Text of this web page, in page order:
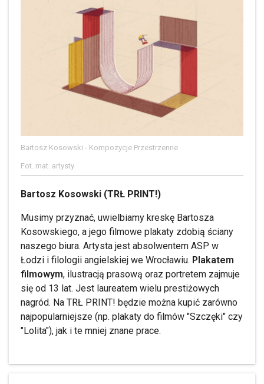
Bartosz Kosowski - Kompozycje Przestrzenne
Fot. mat. artysty
Bartosz Kosowski (TRŁ PRINT!)
Musimy przyznać, uwielbiamy kreskę Bartosza
Kosowskiego, a jego filmowe plakaty zdobią ściany
naszego biura. Artysta jest absolwentem ASP w
Łodzi i filologii angielskiej we Wrocławiu. Plakatem
filmowym, ilustracją prasową oraz portretem zajmuje
się od 13 lat. Jest laureatem wielu prestiżowych
nagród. Na TRŁ PRINT! będzie można kupić zarówno
najpopularniejsze (np. plakaty do filmów "Szczęki" czy
"Lolita"), jak i te mniej znane prace.